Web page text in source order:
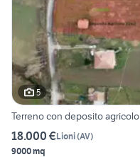
5
Terreno con deposito agricolo
18.000 €Lioni(AV)
9000 mq